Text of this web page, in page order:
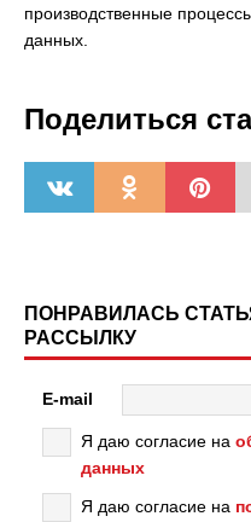
производственные
данных.
Поделиться
ПОНРАВИЛАСЬ
РАССЫЛКУ
E-mail
Я даю согласие на
данных
Я даю согласие на